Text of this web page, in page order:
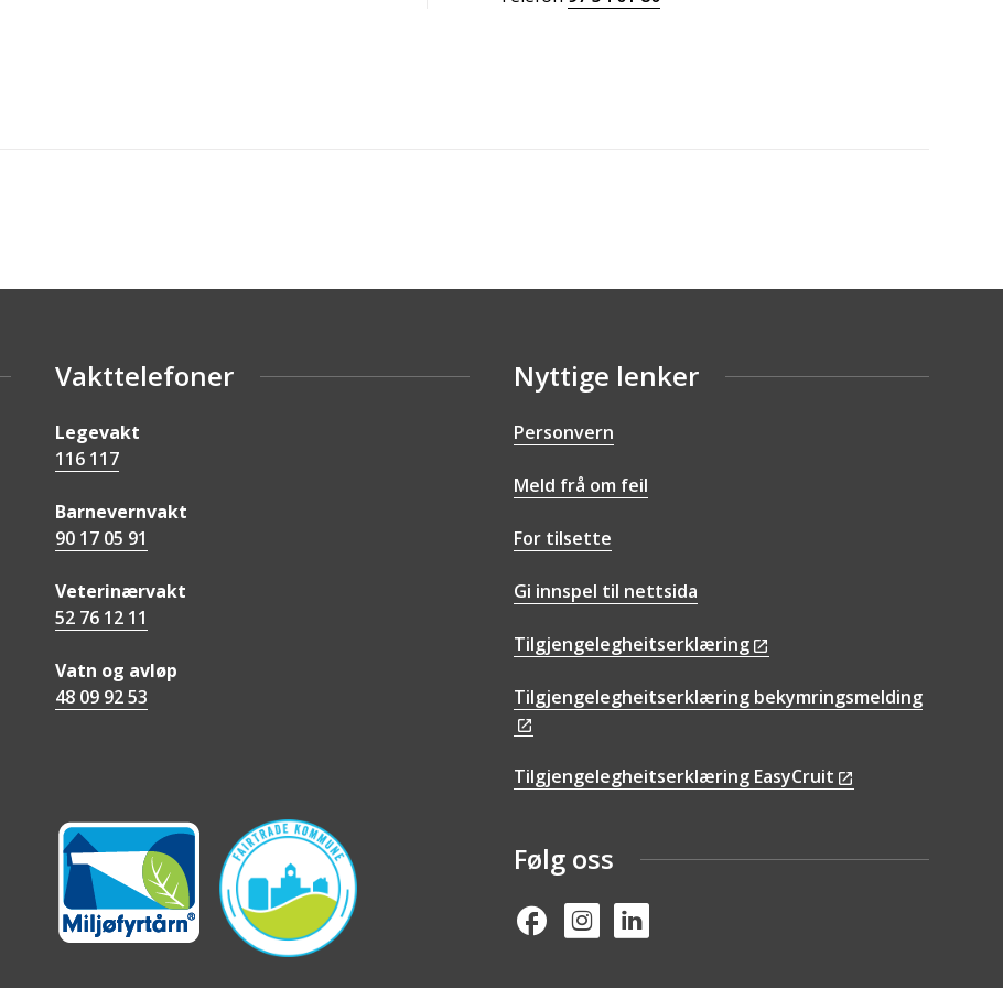
Vakttelefoner
Legevakt
116 117
Barnevernvakt
90 17 05 91
Veterinærvakt
52 76 12 11
Vatn og avløp
48 09 92 53
Nyttige lenker
Personvern
Meld frå om feil
For tilsette
Gi innspel til nettsida
Tilgjengelegheitserklæring
Tilgjengelegheitserklæring bekymringsmelding
Tilgjengelegheitserklæring EasyCruit
Følg oss
FacebookInstagramLinked in